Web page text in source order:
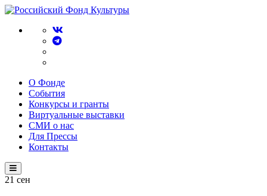
О Фонде
События
Конкурсы и гранты
Виртуальные выставки
СМИ о нас
Для Прессы
Контакты
21 сен